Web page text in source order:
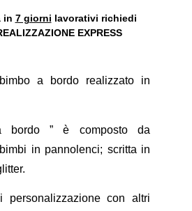
in 7 giorni lavorativi richiedi
EXPRESS
a bordo realizzato in
bordo ” è composto da
in pannolenci; scritta in
personalizzazione con altri